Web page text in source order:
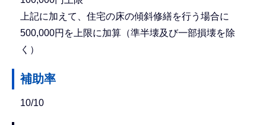
上記に加えて、住宅の床の傾斜修繕を行う場合に
500,000円を上限に加算（準半壊及び一部損壊を除
く）
補助率
10/10